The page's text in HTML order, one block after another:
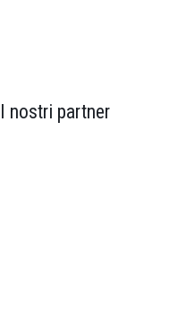
I nostri partner